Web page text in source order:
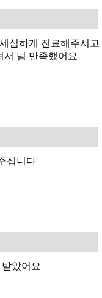
심하게 진료해주시고
서 넘 만족했어요
십니다
았어요